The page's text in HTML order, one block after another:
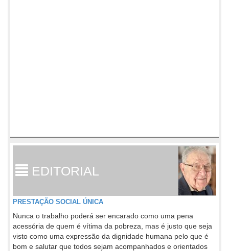
EDITORIAL
PRESTAÇÃO SOCIAL ÚNICA
Nunca o trabalho poderá ser encarado como uma pena
acessória de quem é vítima da pobreza, mas é justo que seja
visto como uma expressão da dignidade humana pelo que é
bom e salutar que todos sejam acompanhados e orientados